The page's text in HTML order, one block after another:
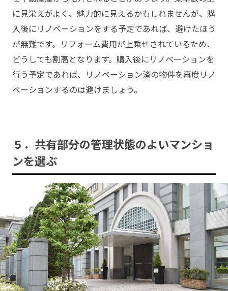
に見栄えがよく、魅力的に見えるかもしれませんが、購
入後にリノベーションをする予定であれば、避けたほう
が無難です。リフォーム費用が上乗せされているため、
どうしても割高となります。購入後にリノベーションを
行う予定であれば、リノベーション済の物件を再度リノ
ベーションするのは避けましょう。
５．共有部分の管理状態のよいマンショ
ンを選ぶ